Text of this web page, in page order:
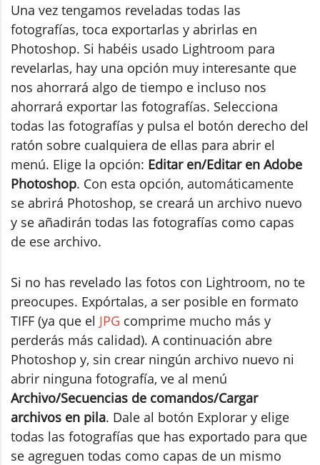
Una vez tengamos reveladas todas las
fotografías, toca exportarlas y abrirlas en
Photoshop. Si habéis usado Lightroom para
revelarlas, hay una opción muy interesante que
nos ahorrará algo de tiempo e incluso nos
ahorrará exportar las fotografías. Selecciona
todas las fotografías y pulsa el botón derecho del
ratón sobre cualquiera de ellas para abrir el
menú. Elige la opción: Editar en/Editar en Adobe
Photoshop. Con esta opción, automáticamente
se abrirá Photoshop, se creará un archivo nuevo
y se añadirán todas las fotografías como capas
de ese archivo.
Si no has revelado las fotos con Lightroom, no te
preocupes. Expórtalas, a ser posible en formato
TIFF (ya que el JPG comprime mucho más y
perderás más calidad). A continuación abre
Photoshop y, sin crear ningún archivo nuevo ni
abrir ninguna fotografía, ve al menú
Archivo/Secuencias de comandos/Cargar
archivos en pila. Dale al botón Explorar y elige
todas las fotografías que has exportado para que
se agreguen todas como capas de un mismo